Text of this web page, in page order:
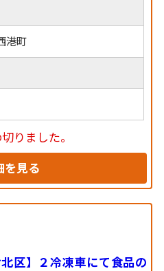
港町
りました。
を見る
区】２冷凍車にて食品の